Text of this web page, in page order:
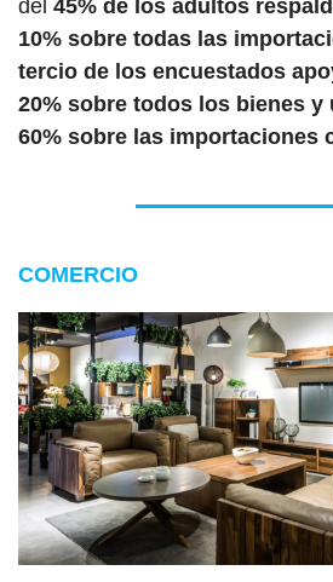
del 45% de los adultos
10% sobre todas las
tercio de los encuestados
20% sobre todos los bienes y
60% sobre las importaciones
COMERCIO